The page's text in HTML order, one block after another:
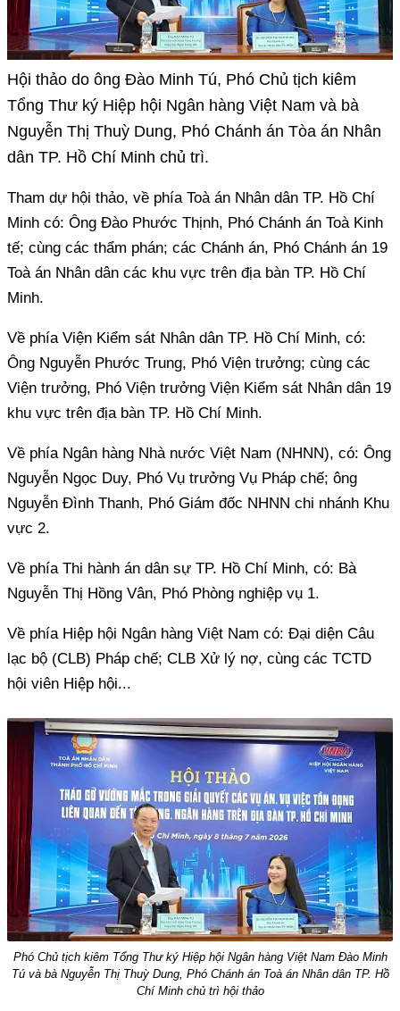
Hội thảo do ông Đào Minh Tú, Phó Chủ tịch kiêm
Tổng Thư ký Hiệp hội Ngân hàng Việt Nam và bà
Nguyễn Thị Thuỳ Dung, Phó Chánh án Tòa án Nhân
dân TP. Hồ Chí Minh chủ trì.
Tham dự hội thảo, về phía Toà án Nhân dân TP. Hồ Chí
Minh có: Ông Đào Phước Thịnh, Phó Chánh án Toà Kinh
tế; cùng các thẩm phán; các Chánh án, Phó Chánh án 19
Toà án Nhân dân các khu vực trên địa bàn TP. Hồ Chí
Minh.
Về phía Viện Kiểm sát Nhân dân TP. Hồ Chí Minh, có:
Ông Nguyễn Phước Trung, Phó Viện trưởng; cùng các
Viện trưởng, Phó Viện trưởng Viện Kiểm sát Nhân dân 19
khu vực trên địa bàn TP. Hồ Chí Minh.
Về phía Ngân hàng Nhà nước Việt Nam (NHNN), có: Ông
Nguyễn Ngọc Duy, Phó Vụ trưởng Vụ Pháp chế; ông
Nguyễn Đình Thanh, Phó Giám đốc NHNN chi nhánh Khu
vực 2.
Về phía Thi hành án dân sự TP. Hồ Chí Minh, có: Bà
Nguyễn Thị Hồng Vân, Phó Phòng nghiệp vụ 1.
Về phía Hiệp hội Ngân hàng Việt Nam có: Đại diện Câu
lạc bộ (CLB) Pháp chế; CLB Xử lý nợ, cùng các TCTD
hội viên Hiệp hội...
Phó Chủ tịch kiêm Tổng Thư ký Hiệp hội Ngân hàng Việt Nam Đào Minh
Tú và bà Nguyễn Thị Thuỳ Dung, Phó Chánh án Toà án Nhân dân TP. Hồ
Chí Minh chủ trì hội thảo